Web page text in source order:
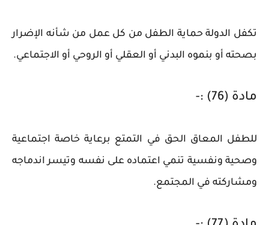
تكفل الدولة حماية الطفل من كل عمل من شأنه الإضرار
بصحته أو بنموه البدني أو العقلي أو الروحي أو الاجتماعي.
مادة (76) :-
للطفل المعاق الحق في التمتع برعاية خاصة اجتماعية
وصحية ونفسية تنمي اعتماده على نفسه وتيسر اندماجه
ومشاركته في المجتمع.